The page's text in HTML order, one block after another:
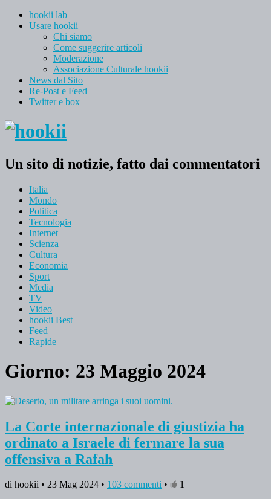
hookii lab
Usare hookii
Chi siamo
Come suggerire articoli
Moderazione
Associazione Culturale hookii
News dal Sito
Re-Post e Feed
Twitter e box
Un sito di notizie, fatto dai commentatori
Italia
Mondo
Politica
Tecnologia
Internet
Scienza
Cultura
Economia
Sport
Media
TV
Video
hookii Best
Feed
Rapide
Giorno: 23 Maggio 2024
La Corte internazionale di giustizia ha
ordinato a Israele di fermare la sua
offensiva a Rafah
di hookii • 23 Mag 2024 • 103 commenti •
1